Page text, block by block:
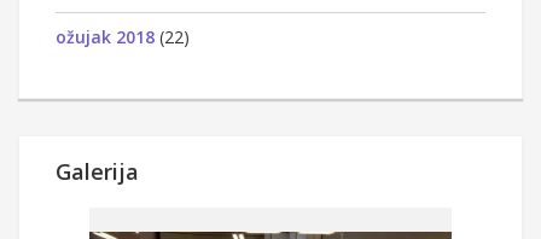
ožujak 2018 (22)
Galerija